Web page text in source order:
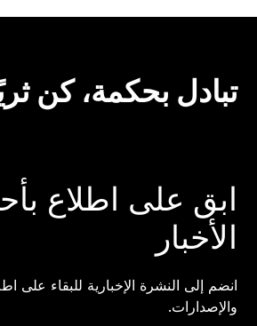
تبادل بحكمة، كن
ابق على اطلاع
الأخبار
انضم إلى النشرة الإخبارية للبقاء على
والإصدارات.